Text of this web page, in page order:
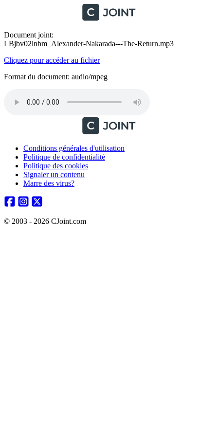
Document joint:
LBjbv02lnbm_Alexander-Nakarada---The-Return.mp3
Cliquez pour accéder au fichier
Format du document: audio/mpeg
Conditions générales d'utilisation
Politique de confidentialité
Politique des cookies
Signaler un contenu
Marre des virus?
© 2003 - 2026 CJoint.com